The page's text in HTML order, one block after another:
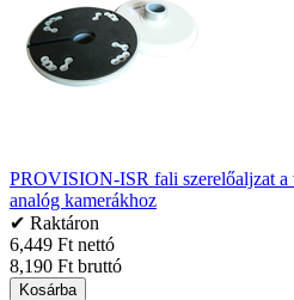
PROVISION-ISR fali szerelőaljzat
analóg kamerákhoz
✔ Raktáron
6,449 Ft nettó
8,190 Ft bruttó
Kosárba